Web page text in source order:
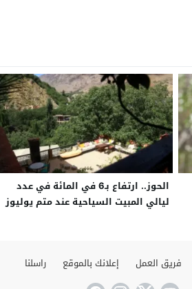
الحوز.. ارتفاع بـ6 في المائة في عدد
ليالي المبيت السياحية عند متم يوليوز
فريق العمل إعلانك بالموقع راسلنا